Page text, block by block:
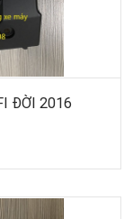
ĐỜI 2016